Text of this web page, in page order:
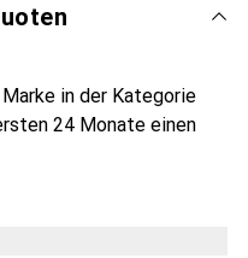
in der Kategorie
24 Monate einen